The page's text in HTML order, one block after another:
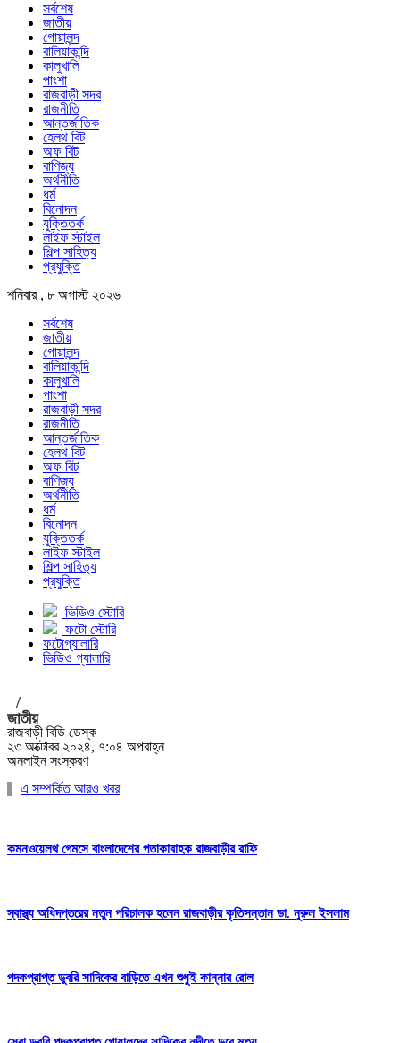
সর্বশেষ
জাতীয়
গোয়ালন্দ
বালিয়াকান্দি
কালুখালি
পাংশা
রাজবাড়ী সদর
রাজনীতি
আন্তর্জাতিক
হেলথ বিট
অফ বিট
বাণিজ্য
অর্থনীতি
ধর্ম
বিনোদন
যুক্তিতর্ক
লাইফ স্টাইল
শিল্প সাহিত্য
প্রযুক্তি
শনিবার , ৮ অগাস্ট ২০২৬
সর্বশেষ
জাতীয়
গোয়ালন্দ
বালিয়াকান্দি
কালুখালি
পাংশা
রাজবাড়ী সদর
রাজনীতি
আন্তর্জাতিক
হেলথ বিট
অফ বিট
বাণিজ্য
অর্থনীতি
ধর্ম
বিনোদন
যুক্তিতর্ক
লাইফ স্টাইল
শিল্প সাহিত্য
প্রযুক্তি
ভিডিও স্টোরি
ফটো স্টোরি
ফটোগ্যালারি
ভিডিও গ্যালারি
/
জাতীয়
রাজবাড়ী বিডি ডেস্ক
২৩ অক্টোবর ২০২৪, ৭:০৪ অপরাহ্ন
অনলাইন সংস্করণ
এ সম্পর্কিত আরও খবর
কমনওয়েলথ গেমসে বাংলাদেশের পতাকাবাহক রাজবাড়ীর রাফি
স্বাস্থ্য অধিদপ্তরের নতুন পরিচালক হলেন রাজবাড়ীর কৃতিসন্তান ডা. নুরুল ইসলাম
পদকপ্রাপ্ত ডুবরি সাদিকের বাড়িতে এখন শুধুই কান্নার রোল